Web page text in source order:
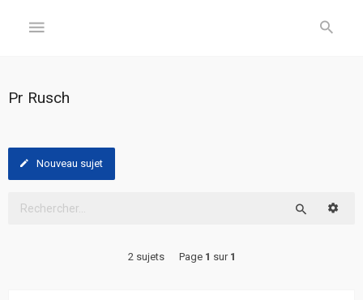
Inscription
Pr Rusch
Nouveau sujet
2 sujets Page 1 sur 1